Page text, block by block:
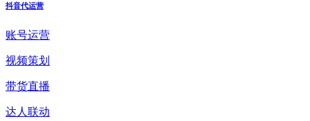
抖音代运营
账号运营
视频策划
带货直播
达人联动